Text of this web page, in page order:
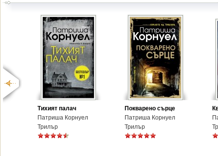
Тихият палач
Патриша Корнуел
Трилър
Покварено сърце
Патриша Корнуел
Трилър